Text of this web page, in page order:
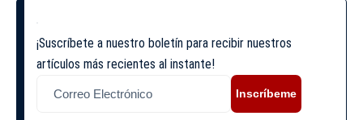
¡Suscríbete a nuestro boletín para recibir nuestros
artículos más recientes al instante!
Inscríbeme